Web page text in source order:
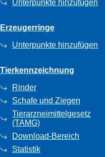
Unterpunkte hinzufügen
Erzeugerringe
Unterpunkte hinzufügen
Tierkennzeichnung
Rinder
Schafe und Ziegen
Tierarzneimittelgesetz
(TAMG)
Download-Bereich
Statistik